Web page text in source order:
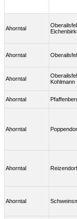
Ahorntal
Ahorntal
Ahorntal
Kohlmann
Ahorntal
Ahorntal
Ahorntal Reizendorf
Ahorntal